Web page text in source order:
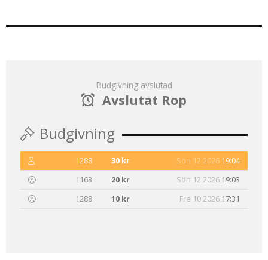
Budgivning avslutad
Avslutat Rop
Budgivning
1288 30 kr Sön 12 2026 19:04
1163
20 kr Sön 12 2026 19:03
1288
10 kr Fre 10 2026 17:31